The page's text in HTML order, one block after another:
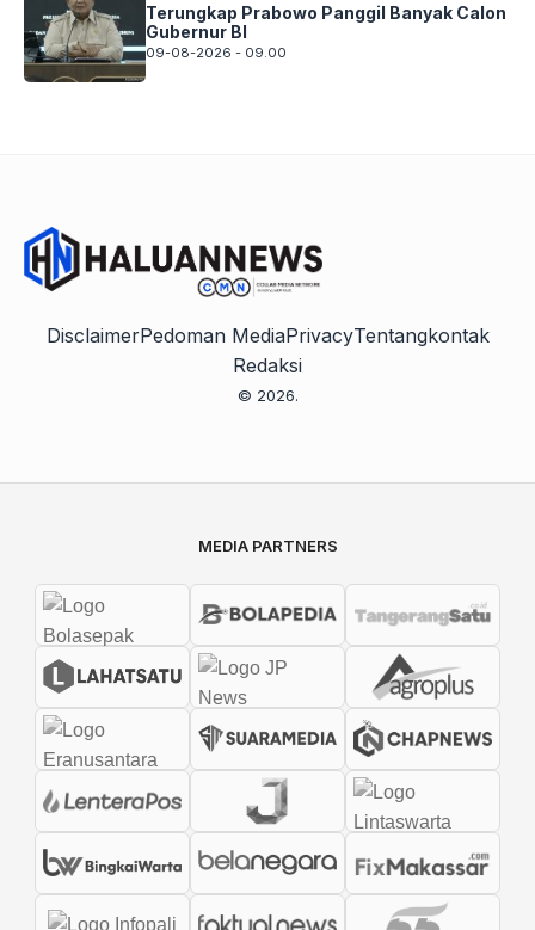
Terungkap Prabowo Panggil Banyak Calon
Gubernur BI
09-08-2026 - 09.00
DisclaimerPedoman MediaPrivacyTentangkontak
Redaksi
© 2026.
MEDIA PARTNERS